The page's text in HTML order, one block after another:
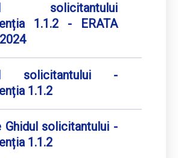
solicitantului
1.1.2 - ERATA
solicitantului -
1.1.2
Ghidul solicitantului -
1.1.2